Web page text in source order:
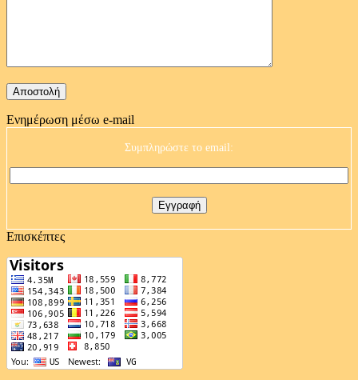
Ενημέρωση μέσω e-mail
Συμπληρώστε το email:
Επισκέπτες